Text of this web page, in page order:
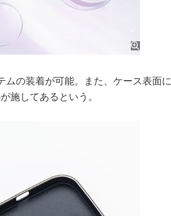
の装着が可能。また、ケース表面に
施してあるという。